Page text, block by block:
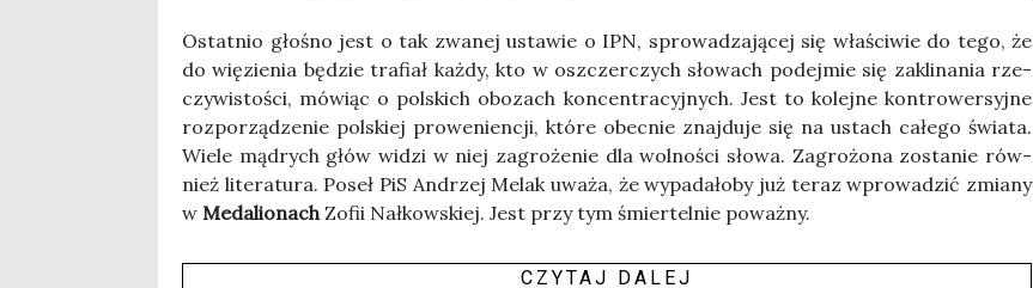
Ostat­nio gło­śno jest o tak zwa­nej usta­wie o IPN, spro­wa­dza­ją­cej się wła­ści­wie do tego, że
do wię­zie­nia będzie tra­fiał każ­dy, kto w oszczer­czych sło­wach podej­mie się zakli­na­nia rze­
czy­wi­sto­ści, mówiąc o pol­skich obo­zach kon­cen­tra­cyj­nych. Jest to kolej­ne kon­tro­wer­syj­ne
roz­po­rzą­dze­nie pol­skiej pro­we­nien­cji, któ­re obec­nie znaj­du­je się na ustach całe­go świa­ta.
Wie­le mądrych głów widzi w niej zagro­że­nie dla wol­no­ści sło­wa. Zagro­żo­na zosta­nie rów­
nież lite­ra­tu­ra. Poseł PiS Andrzej Melak uwa­ża, że wypa­da­ło­by już teraz wpro­wa­dzić zmia­ny
w Meda­lio­nachZofii Nał­kow­skiej. Jest przy tym śmier­tel­nie poważ­ny.
CZY­TAJ DALEJ